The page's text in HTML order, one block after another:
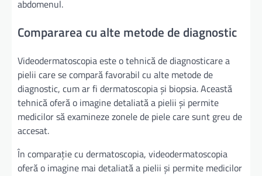
abdomenul.
Compararea cu alte metode de diagnostic
Videodermatoscopia este o tehnică de diagnosticare a
pielii care se compară favorabil cu alte metode de
diagnostic, cum ar fi dermatoscopia și biopsia. Această
tehnică oferă o imagine detaliată a pielii și permite
medicilor să examineze zonele de piele care sunt greu de
accesat.
În comparație cu dermatoscopia, videodermatoscopia
oferă o imagine mai detaliată a pielii și permite medicilor